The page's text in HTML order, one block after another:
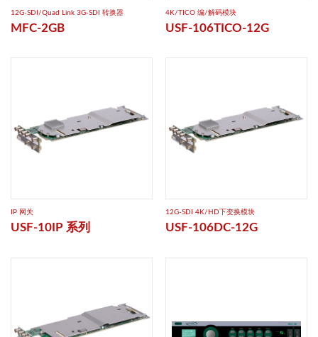
12G-SDI/Quad Link 3G-SDI 转换器
MFC-2GB
4K/TICO 编/解码模块
USF-106TICO-12G
IP 网关
USF-10IP 系列
12G-SDI 4K/HD下变换模块
USF-106DC-12G